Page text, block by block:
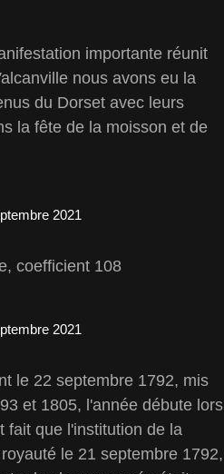
importante réunit
nous avons eu la
du Dorset avec leurs
la fête de la moisson et de
coefficient 108
le 22 septembre 1792, mis
et 1805, l'année débute lors
fait que l'institution de la
le 21 septembre 1792,